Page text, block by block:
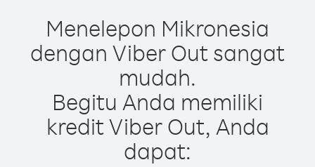
Menelepon Mikronesia
dengan Viber Out sangat
mudah.
Begitu Anda memiliki
kredit Viber Out, Anda
dapat: